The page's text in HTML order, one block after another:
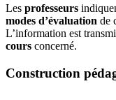
Les professeurs
modes d’évaluation de
L’information est
cours concerné.
Construction